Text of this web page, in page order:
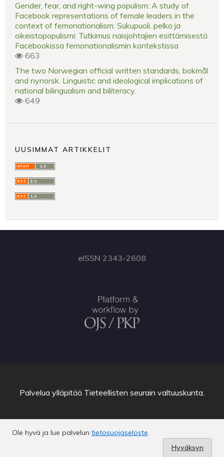
Gender, fear, and right-wing populism: A study of
Facebook representations of female leaders in the
context of femonationalism: Sukupuoli, pelko ja
oikeistopopulismi: Tutkimus naisjohtajien esittämisestä
Facebookissa femonationalismin kontekstissa
663
The two Norwegian official written standards, bokmål
and nynorsk. Linguistic and ideological implications of
national bilingualism and biliteracy.
649
UUSIMMAT ARTIKKELIT
eISSN 2343-2608
Ole hyvä ja lue palvelun tietosuojaseloste
Hyväksyn
Palvelua ylläpitää Tieteellisten seurain valtuuskunta.